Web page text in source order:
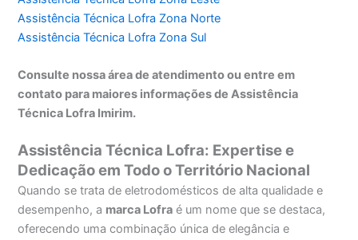
Assistência Técnica Lofra Zona Norte
Assistência Técnica Lofra Zona Sul
Consulte nossa área de atendimento ou entre em
contato para maiores informações de Assistência
Técnica Lofra Imirim.
Assistência Técnica Lofra: Expertise e
Dedicação em Todo o Território Nacional
Quando se trata de eletrodomésticos de alta qualidade e
desempenho, a marca Lofra é um nome que se destaca,
oferecendo uma combinação única de elegância e